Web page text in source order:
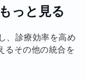
っと見る
、診療効率を高め
るその他の統合を